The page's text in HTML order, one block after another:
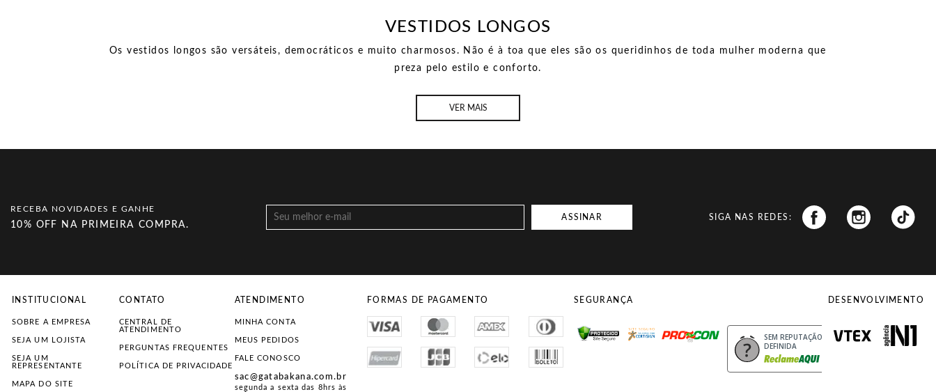
VESTIDOS LONGOS
Os vestidos longos são versáteis, democráticos e muito charmosos. Não é à toa que eles são os queridinhos de toda mulher moderna que
preza pelo estilo e conforto.
VER MAIS
RECEBA NOVIDADES E GANHE
10% OFF NA PRIMEIRA COMPRA.
ASSINAR SIGA NAS REDES:
INSTITUCIONAL
SOBRE A EMPRESA
SEJA UM LOJISTA
SEJA UM
REPRESENTANTE
MAPA DO SITE
CONTATO
CENTRAL DE
ATENDIMENTO
PERGUNTAS FREQUENTES
POLÍTICA DE PRIVACIDADE
ATENDIMENTO
MINHA CONTA
MEUS PEDIDOS
FALE CONOSCO
sac@gatabakana.com.br
segunda a sexta das 8hrs às
FORMAS DE PAGAMENTO SEGURANÇA
Site Seguro Procon
SEM REPUTAÇÃO
DEFINIDA
DESENVOLVIMENTO